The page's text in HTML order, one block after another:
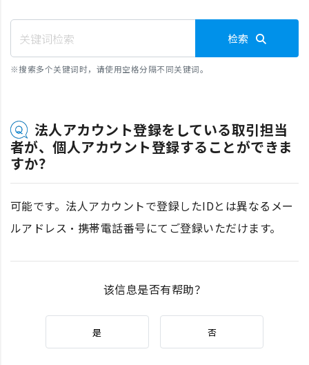
检索
※搜索多个关键词时，请使用空格分隔不同关键词。
法人アカウント登録をしている取引担当
者が、個人アカウント登録することができま
すか？
可能です。法人アカウントで登録したIDとは異なるメー
ルアドレス・携帯電話番号にてご登録いただけます。
该信息是否有帮助？
是 否